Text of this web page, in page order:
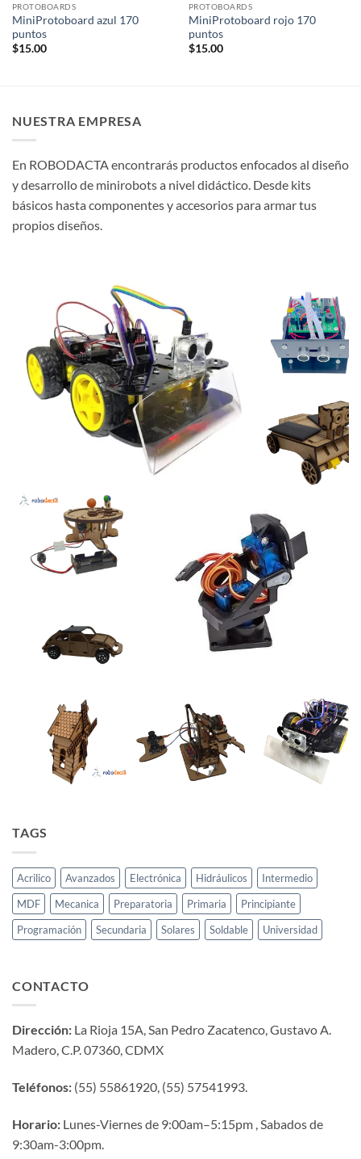
PROTOBOARDS
MiniProtoboard azul 170
puntos
$15.00
PROTOBOARDS
MiniProtoboard rojo 170
puntos
$15.00
NUESTRA EMPRESA
En ROBODACTA encontrarás productos enfocados al diseño
y desarrollo de minirobots a nivel didáctico. Desde kits
básicos hasta componentes y accesorios para armar tus
propios diseños.
TAGS
Acrilico Avanzados Electrónica Hidráulicos
Intermedio
MDF
Mecanica Preparatoria Primaria
Principiante
Programación
Secundaria Solares Soldable Universidad
CONTACTO
Dirección: La Rioja 15A, San Pedro Zacatenco, Gustavo A.
Madero, C.P. 07360, CDMX
Teléfonos: (55) 55861920, (55) 57541993.
Horario: Lunes-Viernes de 9:00am–5:15pm , Sabados de
9:30am-3:00pm.